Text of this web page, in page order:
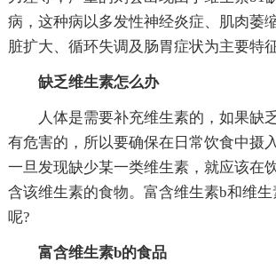
病，这种病以多发性神经炎症、肌肉萎
脏扩大、循环失调及肠胃症状为主要特征
缺乏维生素怎么办
人体是需要补充维生素的，如果缺
有危害的，所以要确保在日常饮食中摄
一旦发现缺少某一类维生素，就应该在
含该维生素的食物。富含维生素b和维
呢?
富含维生素b的食品